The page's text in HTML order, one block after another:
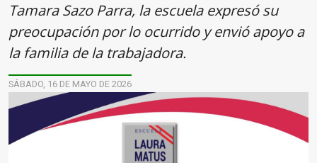
Tamara Sazo Parra, la escuela expresó su
preocupación por lo ocurrido y envió apoyo a
la familia de la trabajadora.
SÁBADO, 16 DE MAYO DE 2026